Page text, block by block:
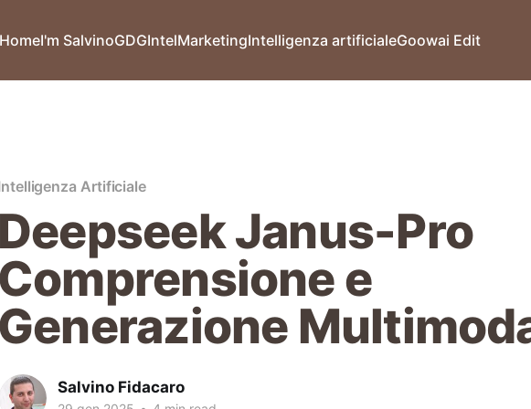
HomeI'm SalvinoGDGIntelMarketingIntelligenza artificialeGoowai Edit
Artificiale
Deepseek Janus-Pro
Comprensione e
Generazione
Salvino Fidacaro